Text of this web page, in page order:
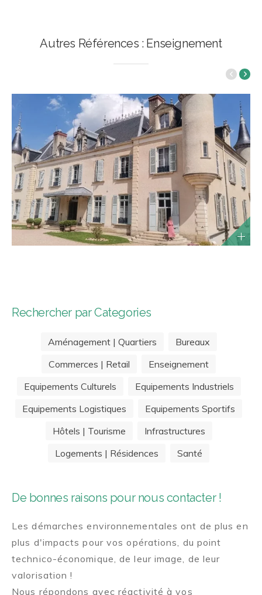
Autres Références : Enseignement
Rechercher par Categories
Aménagement | Quartiers
Bureaux
Commerces | Retail
Enseignement
Equipements Culturels
Equipements Industriels
Equipements Logistiques
Equipements Sportifs
Hôtels | Tourisme
Infrastructures
Logements | Résidences
Santé
De bonnes raisons pour nous contacter !
Les démarches environnementales ont de plus en
plus d'impacts pour vos opérations, du point
technico-économique, de leur image, de leur
valorisation !
Nous répondons avec réactivité à vos